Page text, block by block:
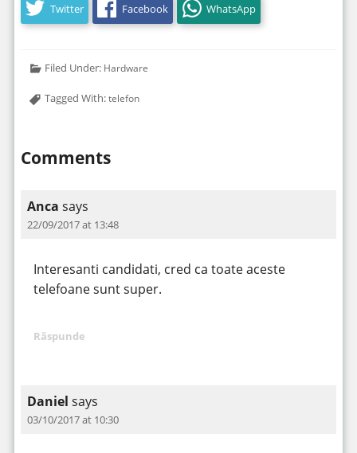
Twitter Facebook WhatsApp
Filed Under: Hardware
Tagged With:telefon
Comments
Anca says
22/09/2017 at 13:48
Interesanti candidati, cred ca toate aceste
telefoane sunt super.
Răspunde
Daniel says
03/10/2017 at 10:30